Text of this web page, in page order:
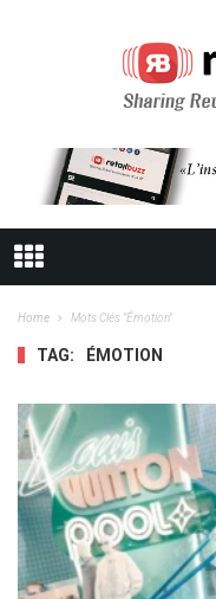
Home Mots Clés "émotion"
TAG: ÉMOTION